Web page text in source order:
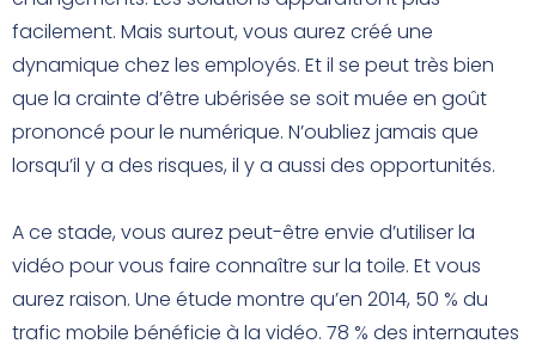
facilement. Mais surtout, vous aurez créé une
dynamique chez les employés. Et il se peut très bien
que la crainte d’être ubérisée se soit muée en goût
prononcé pour le numérique. N’oubliez jamais que
lorsqu’il y a des risques, il y a aussi des opportunités.
A ce stade, vous aurez peut-être envie d’utiliser la
vidéo pour vous faire connaître sur la toile. Et vous
aurez raison. Une étude montre qu’en 2014, 50 % du
trafic mobile bénéficie à la vidéo. 78 % des internautes